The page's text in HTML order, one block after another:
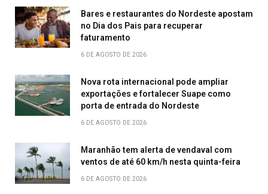
Bares e restaurantes do Nordeste apostam
no Dia dos Pais para recuperar
faturamento
6 DE AGOSTO DE 2026
Nova rota internacional pode ampliar
exportações e fortalecer Suape como
porta de entrada do Nordeste
6 DE AGOSTO DE 2026
Maranhão tem alerta de vendaval com
ventos de até 60 km/h nesta quinta-feira
6 DE AGOSTO DE 2026